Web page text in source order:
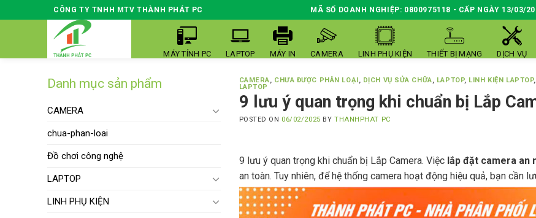
to
CÔNG TY TNHH MTV THÀNH PHÁT PC MÃ SỐ DOANH NGHIỆP: 0800975118 - CẤP NGÀY 13/03/
MÁY TÍNH PC LAPTOP MÁY IN CAMERA LINH PHỤ KIỆN THIẾT BỊ MẠNG DỊCH VỤ
Danh mục sản phẩm
CAMERA
chua-phan-loai
Đồ chơi công nghệ
LAPTOP
LINH PHỤ KIỆN
CAMERA, CHƯA ĐƯỢC PHÂN LOẠI, DỊCH VỤ SỬA CHỮA, LAPTOP, LINH KIỆN LAPTOP,
LAPTOP
9 lưu ý quan trọng khi chuẩn bị Lắp
POSTED ON 06/02/2025 BY THANHPHAT PC
9 lưu ý quan trọng khi chuẩn bị Lắp Camera. Việc lắp đặt camera an
an toàn. Tuy nhiên, để hệ thống camera hoạt động hiệu quả, bạn cần